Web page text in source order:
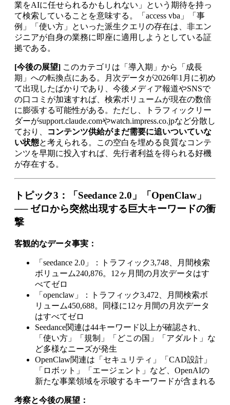
業をAIに任せられるかもしれない」という期待を持っ
て検索していることを意味する。「access vba」「事
例」「使い方」といった派生クエリの存在は、非エン
ジニアが自身の業務に即座に適用しようとしている証
拠である。
[今後の展望] このカテゴリは「導入期」から「成長
期」への転換点にある。月次データが2026年1月に初め
て出現したばかりであり、今後メディア報道やSNSで
の口コミが加速すれば、検索ボリュームが現在の数倍
に膨張する可能性がある。ただし、トラフィックリー
ダーがsupport.claude.comやwatch.impress.co.jpなど分散し
ており、
コンテンツ供給がまだ需要に追いついていな
い状態と考えられる。この空白を埋める良質なコンテ
ンツを早期に投入すれば、先行者利益を得られる好機
が存在する。
トピック3：「Seedance 2.0」「OpenClaw」
── ゼロから突然出現する巨大キーワードの衝
撃
客観的なデータ事実：
「seedance 2.0」：トラフィック3,748、月間検索
ボリューム240,876。12ヶ月間の月次データはす
べてゼロ
「openclaw」：トラフィック3,472、月間検索ボ
リューム450,688。同様に12ヶ月間の月次データ
はすべてゼロ
Seedance関連は44キーワード以上が確認され、
「使い方」「規制」「どこの国」「アダルト」な
ど多様なニーズが発生
OpenClaw関連は「セキュリティ」「CAD設計」
「ロボット」「エージェント」など、OpenAIの
新たな事業領域を示唆するキーワードが含まれる
考察と今後の展望：